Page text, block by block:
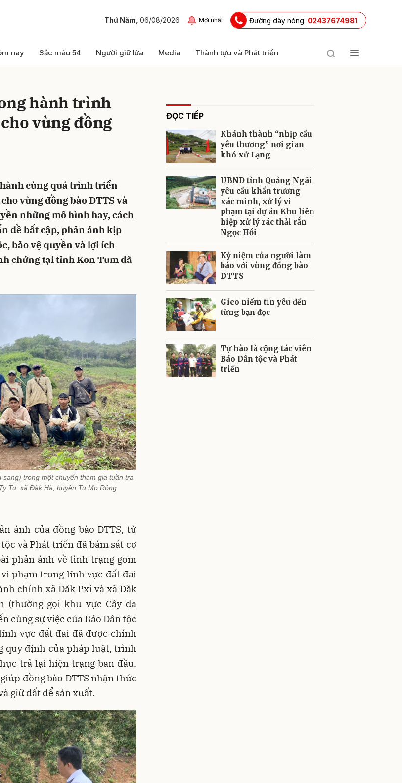
Thứ Năm, 06/08/2026 Mới nhất Đường dây nóng: 02437674981
nay Sắc màu 54 Người giữ lửa Media Thành tựu và Phát triển
hành trình
vùng đồng
cùng quá trình triển
vùng đồng bào DTTS và
những mô hình hay, cách
đề bất cập, phản ánh kịp
bảo vệ quyền và lợi ích
chứng tại tỉnh Kon Tum đã
trong một chuyến tham gia tuần tra
Tu, xã Đăk Hà, huyện Tu Mơ Rông
ánh của đồng bào DTTS, từ
và Phát triển đã bám sát cơ
phản ánh về tình trạng gom
vi phạm trong lĩnh vực đất đai
chính xã Đăk Pxi và xã Đăk
(thường gọi khu vực Cây đa
cùng sự việc của Báo Dân tộc
vực đất đai đã được chính
quy định của pháp luật, trình
trả lại hiện trạng ban đầu.
đồng bào DTTS nhận thức
giữ đất để sản xuất.
ĐỌC TIẾP
Khánh thành “nhịp cầu
yêu thương” nơi gian
khó xứ Lạng
UBND tỉnh Quảng Ngãi
yêu cầu khẩn trương
xác minh, xử lý vi
phạm tại dự án Khu liên
hiệp xử lý rác thải rắn
Ngọc Hồi
Kỷ niệm của người làm
báo với vùng đồng bào
DTTS
Gieo niềm tin yêu đến
từng bạn đọc
Tự hào là cộng tác viên
Báo Dân tộc và Phát
triển
Gửi